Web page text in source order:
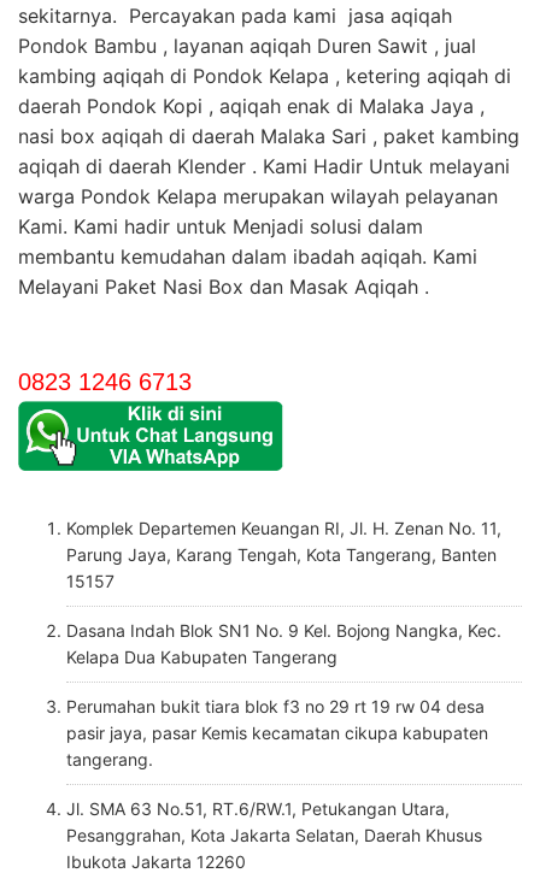
sekitarnya. Percayakan pada kami jasa aqiqah
Pondok Bambu , layanan aqiqah Duren Sawit , jual
kambing aqiqah di Pondok Kelapa , ketering aqiqah di
daerah Pondok Kopi , aqiqah enak di Malaka Jaya ,
nasi box aqiqah di daerah Malaka Sari , paket kambing
aqiqah di daerah Klender . Kami Hadir Untuk melayani
warga Pondok Kelapa merupakan wilayah pelayanan
Kami. Kami hadir untuk Menjadi solusi dalam
membantu kemudahan dalam ibadah aqiqah. Kami
Melayani Paket Nasi Box dan Masak Aqiqah .
0823 1246 6713
Komplek Departemen Keuangan RI, Jl. H. Zenan No. 11,
Parung Jaya, Karang Tengah, Kota Tangerang, Banten
15157
Dasana Indah Blok SN1 No. 9 Kel. Bojong Nangka, Kec.
Kelapa Dua Kabupaten Tangerang
Perumahan bukit tiara blok f3 no 29 rt 19 rw 04 desa
pasir jaya, pasar Kemis kecamatan cikupa kabupaten
tangerang.
Jl. SMA 63 No.51, RT.6/RW.1, Petukangan Utara,
Pesanggrahan, Kota Jakarta Selatan, Daerah Khusus
Ibukota Jakarta 12260